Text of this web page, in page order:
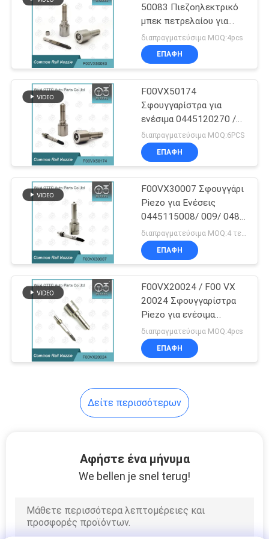
Βαλβίδα ελέγχου
εγχυτήρα Denso
Βαλβίδα ελέγχου
μπεκ Delphi
Βαλβίδα ελέγχου
μπεκ της Bosch
68
εγχυτήρων ραγών
50083 Πιεζοηλεκτρικό
μπεκ πετρελαίου για
εγχυτήρες 0445120302
/ 303
διαπραγματεύσιμα MOQ:4pcs
ΕΠΑΦΉ
F00VX50174
Σφουγγαρίστρα για
ενέσιμα 0445120270 /
271 Εφαρμοσμένη
MERCEDES
διαπραγματεύσιμα MOQ:6PCS
ΕΠΑΦΉ
F00VX30007 Σφουγγάρι
Piezo για Ενέσεις
0445115008/ 009/ 048/
070 Εφαρμοσμένο BMW
2.0
διαπραγματεύσιμα MOQ:4 τεμάχια
ΕΠΑΦΉ
F00VX20024 / F00 VX
20024 Σφουγγαρίστρα
Piezo για ενέσιμα
κοινών σιδηροδρόμων
0445115049 / 067
διαπραγματεύσιμα MOQ:4pcs
ΕΠΑΦΉ
Δείτε περισσότερων
Αφήστε ένα μήνυμα
We bellen je snel terug!